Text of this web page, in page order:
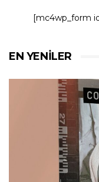
[mc4wp_form
EN YENILER